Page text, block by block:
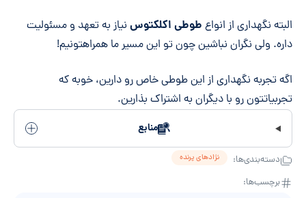
البته نگهداری از انواع طوطی اکلکتوس نیاز به تعهد و مسئولیت
داره. ولی نگران نباشین چون تو این مسیر ما همراهتونیم!
اگه تجربه نگهداری از این طوطی خاص رو دارین، خوبه که
تجربیاتتون رو با دیگران به اشتراک بذارین.
منابع
دسته‌بندی‌ها: نژادهای پرنده
برچسب‌ها: